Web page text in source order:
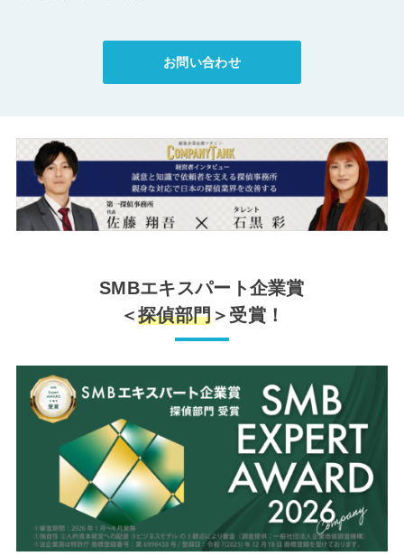
お問い合わせ
SMBエキスパート企業賞
＜探偵部門 ＞受賞！